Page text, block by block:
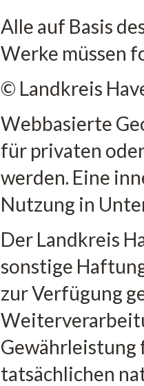
Alle auf Basis
Werke müssen
© Landkreis
Webbasierte
für privaten
werden. Eine
Nutzung in
Der Landkreis
sonstige
zur Verfügung
Gewährleistung
tatsächlichen